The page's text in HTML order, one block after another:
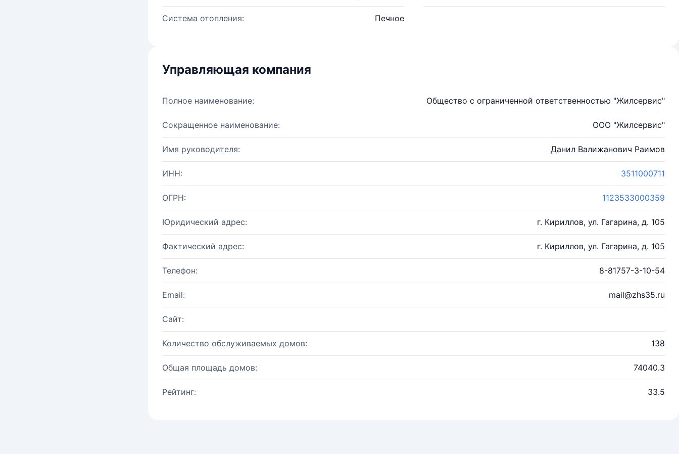
Система отопления: Печное
Управляющая компания
Полное наименование: Общество с ограниченной ответственностью "Жилсервис"
Сокращенное наименование: ООО "Жилсервис"
Имя руководителя: Данил Валижанович Раимов
ИНН: 3511000711
ОГРН: 1123533000359
Юридический адрес: г. Кириллов, ул. Гагарина, д. 105
Фактический адрес: г. Кириллов, ул. Гагарина, д. 105
Телефон: 8-81757-3-10-54
Email: mail@zhs35.ru
Сайт:
Количество обслуживаемых домов: 138
Общая площадь домов: 74040.3
Рейтинг: 33.5